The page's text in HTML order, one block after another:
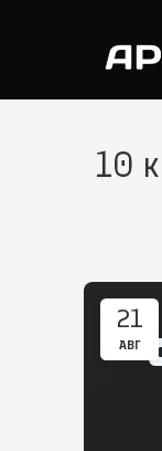
10
21
АВГ